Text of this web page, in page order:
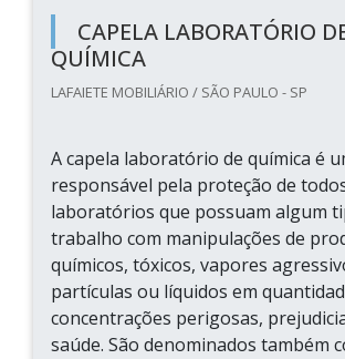
CAPELA LABORATÓRIO
QUÍMICA
LAFAIETE MOBILIÁRIO / SÃO PAULO - SP
A capela laboratório de química é
responsável pela proteção de
laboratórios que possuam algum
trabalho com manipulações de
químicos, tóxicos, vapores
partículas ou líquidos em
concentrações perigosas,
saúde. São denominados também